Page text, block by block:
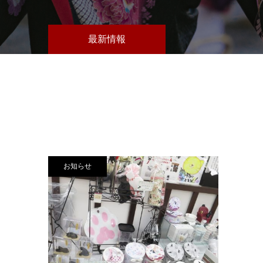
最新情報
お知らせ